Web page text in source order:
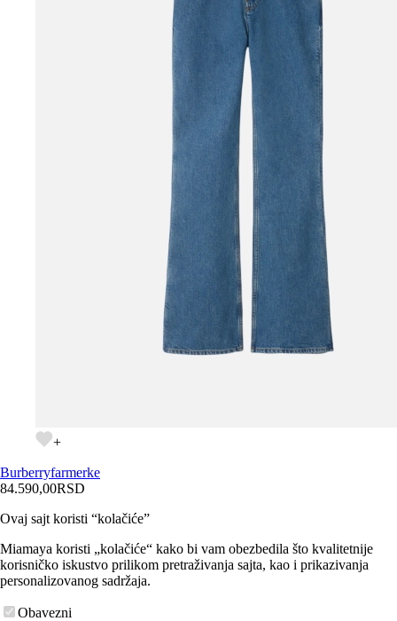
+
Burberryfarmerke
84.590,00RSD
Ovaj sajt koristi “kolačiće”
Miamaya koristi „kolačiće“ kako bi vam obezbedila što kvalitetnije
korisničko iskustvo prilikom pretraživanja sajta, kao i prikazivanja
personalizovanog sadržaja.
Obavezni